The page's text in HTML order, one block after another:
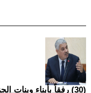
(30) رفقاً بأبناء وبنات